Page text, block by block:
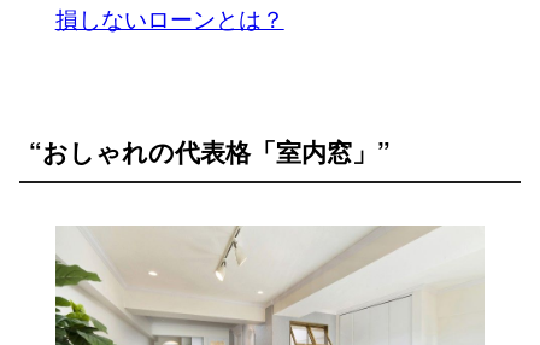
損しないローンとは？
“おしゃれの代表格「室内窓」”